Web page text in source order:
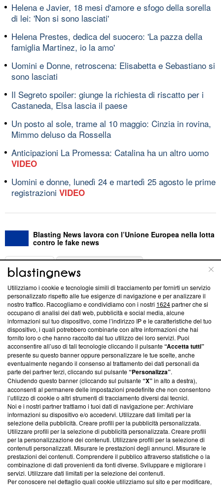
Helena e Javier, 18 mesi d'amore e sfogo della sorella
di lei: 'Non si sono lasciati'
Helena Prestes, dedica del suocero: 'La pazza della
famiglia Martinez, io la amo'
Uomini e Donne, retroscena: Elisabetta e Sebastiano si
sono lasciati
Il Segreto spoiler: giunge la richiesta di riscatto per i
Castaneda, Elsa lascia il paese
Un posto al sole, trame al 10 maggio: Cinzia in rovina,
Mimmo deluso da Rossella
Anticipazioni La Promessa: Catalina ha un altro uomo
VIDEO
Uomini e donne, lunedì 24 e martedì 25 agosto le prime
registrazioni VIDEO
Blasting News lavora con l’Unione Europea nella lotta
contro le fake news
ABOUT
Questa sezione offre informazioni trasparenti su Blasting
News, sui nostri processi editoriali e su come ci impegniamo a
creare news di qualità. Inoltre, afferma la nostra aderenza a
‘Trust Project - News with Integrity’Blasting News non è
ancora membro del programma, ma ha richiesto di farne
parte; Trust Project non ha ancora effettuato una verifica di
conformità agli standard.
Su di noi
Team editoriale
Corporate
Redazione
Informativa Privacy
Cookie Policy
Blasting SA, IDI CHE-247.845.224, Via Carlo Frasca, 3 - 6900
Utilizziamo i cookie e tecnologie simili di tracciamento per fornirti un servizio
personalizzato rispetto alle tue esigenze di navigazione e per analizzare il
nostro traffico. Raccogliamo e condividiamo con i nostri 1624partner che si
occupano di analisi dei dati web, pubblicità e social media, alcune
informazioni sul tuo dispositivo, come l’indirizzo IP e le caratteristiche del tuo
dispositivo, i quali potrebbero combinarle con altre informazioni che hai
fornito loro o che hanno raccolto dal tuo utilizzo dei loro servizi. Puoi
acconsentire all’uso di tali tecnologie cliccando il pulsante“Accetta tutti”
presente su questo banner oppure personalizzare le tue scelte, anche
eventualmente negando il consenso al trattamento dei dati personali da
parte dei partner terzi, cliccando sul pulsante“Personalizza”.
Chiudendo questo banner (cliccando sul pulsante“X”in alto a destra),
acconsenti al permanere delle impostazioni predefinite che non consentono
l’utilizzo di cookie o altri strumenti di tracciamento diversi dai tecnici.
Noi e i nostri partner trattiamo i tuoi dati di navigazione per: Archiviare
informazioni su dispositivo e/o accedervi. Utilizzare dati limitati per la
selezione della pubblicità. Creare profili per la pubblicità personalizzata.
Utilizzare profili per la selezione di pubblicità personalizzata. Creare profili
per la personalizzazione dei contenuti. Utilizzare profili per la selezione di
contenuti personalizzati. Misurare le prestazioni degli annunci. Misurare le
prestazioni dei contenuti. Comprendere il pubblico attraverso statistiche o la
combinazione di dati provenienti da fonti diverse. Sviluppare e migliorare i
servizi. Utilizzare dati limitati per la selezione dei contenuti.
Per conoscere nel dettaglio quali cookie utilizziamo sul sito e per modificare,